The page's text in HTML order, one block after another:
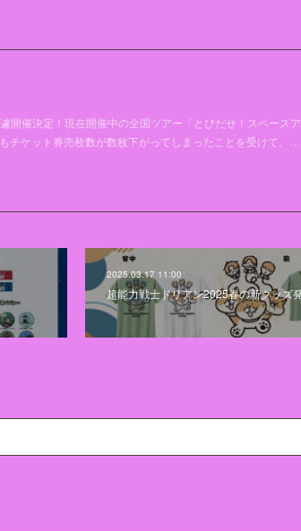
開催決定！現在開催中の全国ツアー「とびだせ！スペースア
チケット券売枚数が数枚下がってしまったことを受けて、…
2025.03.17 11:00
超能力戦士ドリアン2025春の新グッズ